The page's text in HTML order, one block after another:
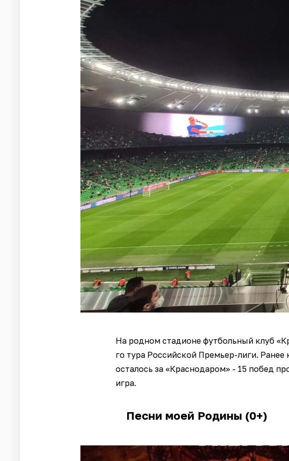
На родном стадионе футбольный клуб
го тура Российской Премьер-лиги.
осталось за «Краснодаром» - 15 побед
игра.
Песни моей Родины (0+)